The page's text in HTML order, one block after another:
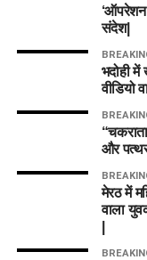
‘ऑपरेशन
संदेश|
भदोही
वीडियो
और
मेरठ में
वाला